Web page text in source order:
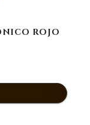
ROJO